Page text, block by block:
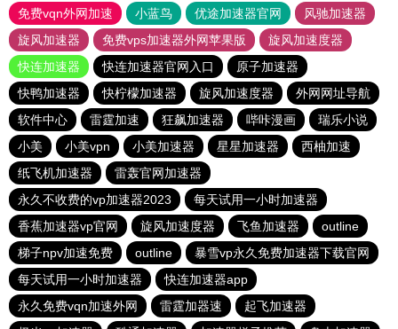
免费vqn外网加速
小蓝鸟 优途加速器官网
风驰加速器
旋风加速器
免费vps加速器外网苹果版
旋风加速度器
快连加速器
快连加速器官网入口
原子加速器
快鸭加速器
快柠檬加速器 旋风加速度器
外网网址导航
软件中心
雷霆加速 狂飙加速器 哔咔漫画
瑞乐小说
小美
小美vpn 小美加速器 星星加速器
西柚加速
纸飞机加速器
雷轰官网加速器
永久不收费的vp加速器2023
每天试用一小时加速器
香蕉加速器vp官网
旋风加速度器 飞鱼加速器
outline
梯子npv加速免费
outline
暴雪vp永久免费加速器下载官网
每天试用一小时加速器
快连加速器app
永久免费vqn加速外网
雷霆加器速
起飞加速器